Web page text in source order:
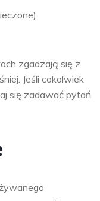
zgadzają się z
Jeśli cokolwiek
się zadawać pytań